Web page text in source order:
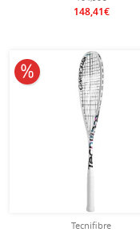
148,41€
Tecnifibre
10% reduziert